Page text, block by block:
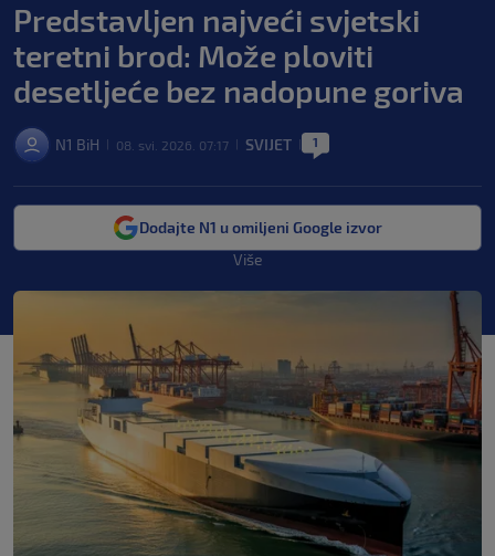
Predstavljen najveći svjetski
teretni brod: Može ploviti
desetljeće bez nadopune goriva
N1 BiH 08. svi. 2026. 07:17 SVIJET 1
Dodajte N1 u omiljeni Google izvor
Više